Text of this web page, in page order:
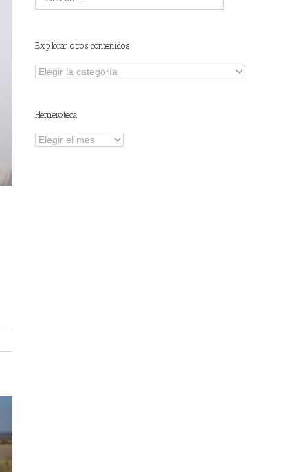
Explorar otros contenidos
Explorar
Hemeroteca
Hemeroteca